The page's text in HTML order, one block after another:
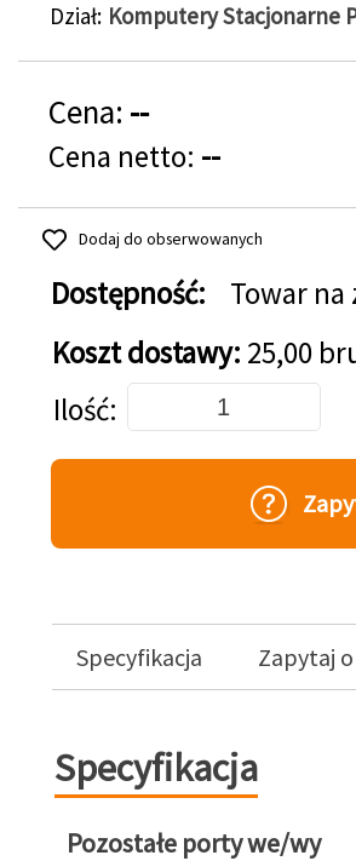
Dział Komputery Stacjonarne
Cena: --
Cena netto: --
Dodaj do obserwowanych
Dostępność:
Towar
Koszt dostawy: 25,00
Dodaj do koszyka
Ilość
Specyfikacja Zapytaj
Specyfikacja
Pozostałe porty we/wy